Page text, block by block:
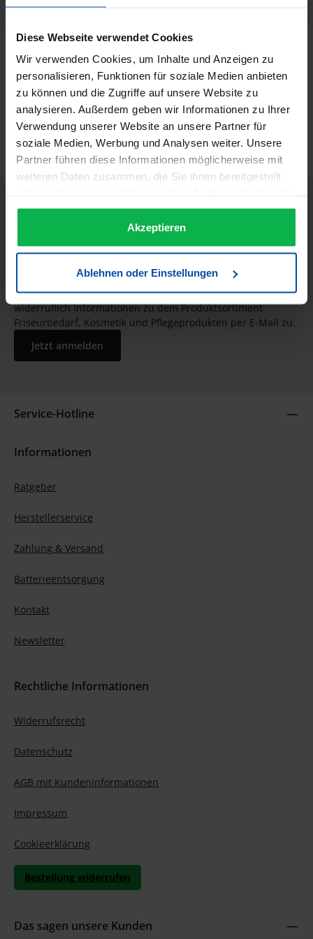
Diese Webseite verwendet Cookies
Wir verwenden Cookies, um Inhalte und Anzeigen zu
personalisieren, Funktionen für soziale Medien anbieten
zu können und die Zugriffe auf unsere Website zu
analysieren. Außerdem geben wir Informationen zu Ihrer
Verwendung unserer Website an unsere Partner für
soziale Medien, Werbung und Analysen weiter. Unsere
Partner führen diese Informationen möglicherweise mit
weiteren Daten zusammen, die Sie ihnen bereitgestellt
gesammelt haben.
Akzeptieren
Ablehnen oder Einstellungen
29152
Beschreibung
Schlüsselanhänger Kamm mit Strass
Informationen zur Produktsicherheit
Trusted Shops Bewertungen
GUTSCHEIN BEKOMMEN! Bitte senden Sie mir entsprechend
Ihrer Datenschutzerklärung regelmäßig und jederzeit
widerruflich Informationen zu dem Produktsortiment
Friseurbedarf, Kosmetik und Pflegeprodukten per E-Mail zu.
Jetzt anmelden
Service-Hotline
Informationen
Ratgeber
Herstellerservice
Zahlung & Versand
Batterieentsorgung
Kontakt
Newsletter
Rechtliche Informationen
Widerrufsrecht
Datenschutz
AGB mit Kundeninformationen
Impressum
Cookieerklärung
Bestellung widerrufen
Das sagen unsere Kunden